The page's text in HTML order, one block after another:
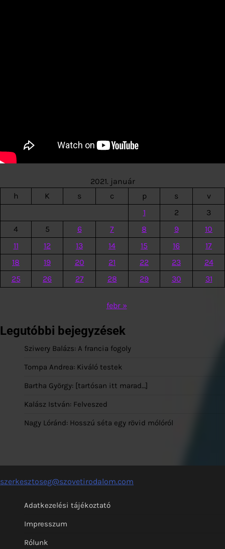
2021. január
h
K s c p s
v
1
2
3
4
5 6 7 8 9
10
11
12 13 14 15 16
17
18
19 20 21 22 23
24
25
26 27 28 29 30 31
febr »
Legutóbbi bejegyzések
Sziwery Balázs: A francia fogoly
Tompa Andrea: Kiváló testek
Bartha György: [tartósan itt marad…]
Kalász István: Felveszed
Nagy Lóránd: Hosszú séta egy rövid mólóról
szerkesztoseg@szovetirodalom.com
Adatkezelési tájékoztató
Impresszum
Rólunk